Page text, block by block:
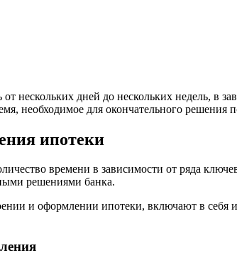
нескольких дней до нескольких недель,
необходимое для окончательного решения
ипотеки
времени в зависимости от ряда
решениями банка.
и оформлении ипотеки, включают в